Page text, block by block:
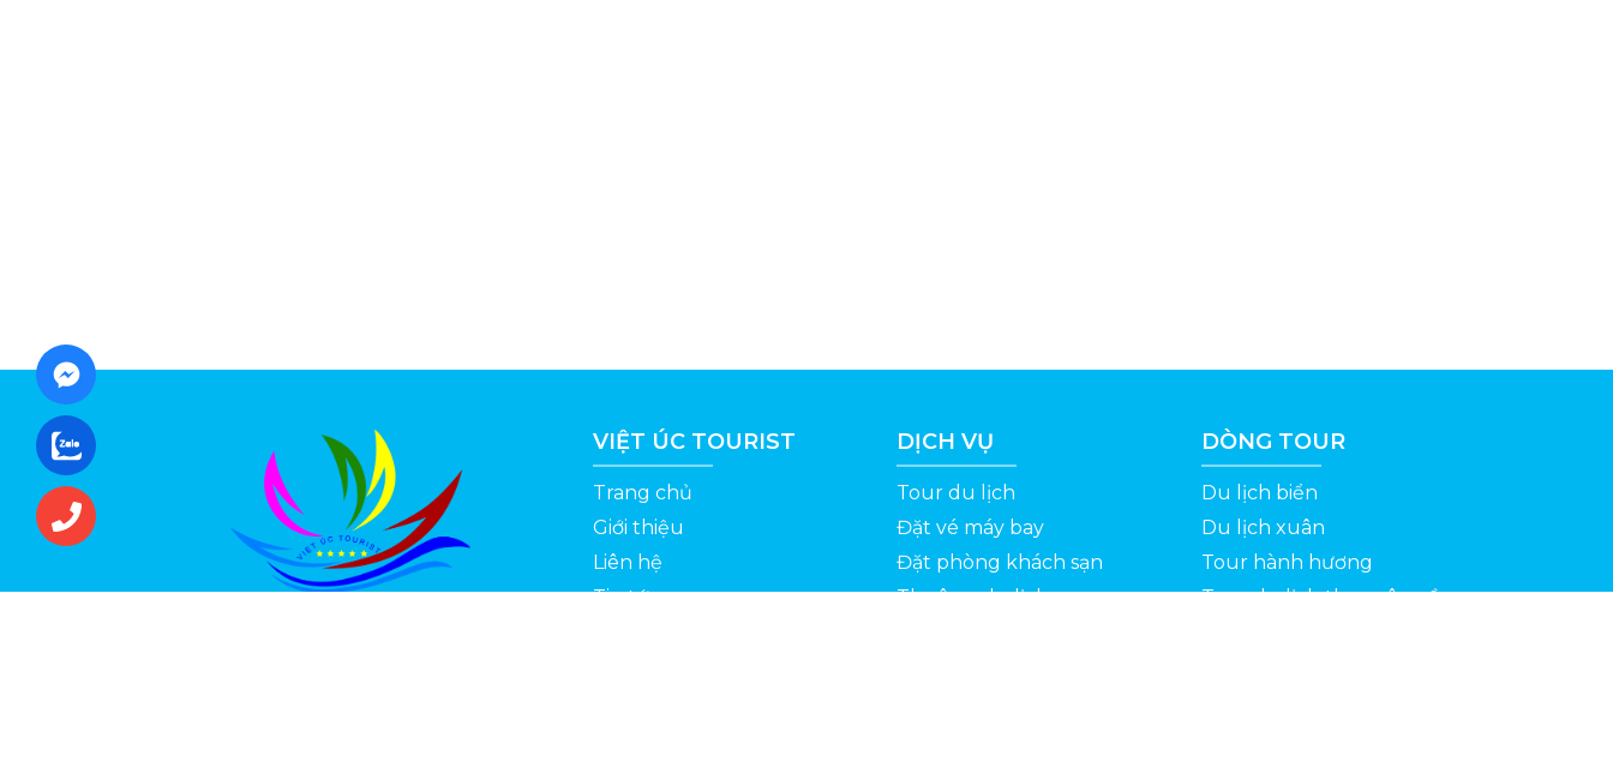
VIỆT ÚC TOURIST
Trang chủ
Giới thiệu
Liên hệ
Tin tức
DỊCH VỤ
Tour du lịch
Đặt vé máy bay
Đặt phòng khách sạn
Thuê xe du lịch
DÒNG TOUR
Du lịch biển
Du lịch xuân
Tour hành hương
Tour du lịch theo yêu cầu